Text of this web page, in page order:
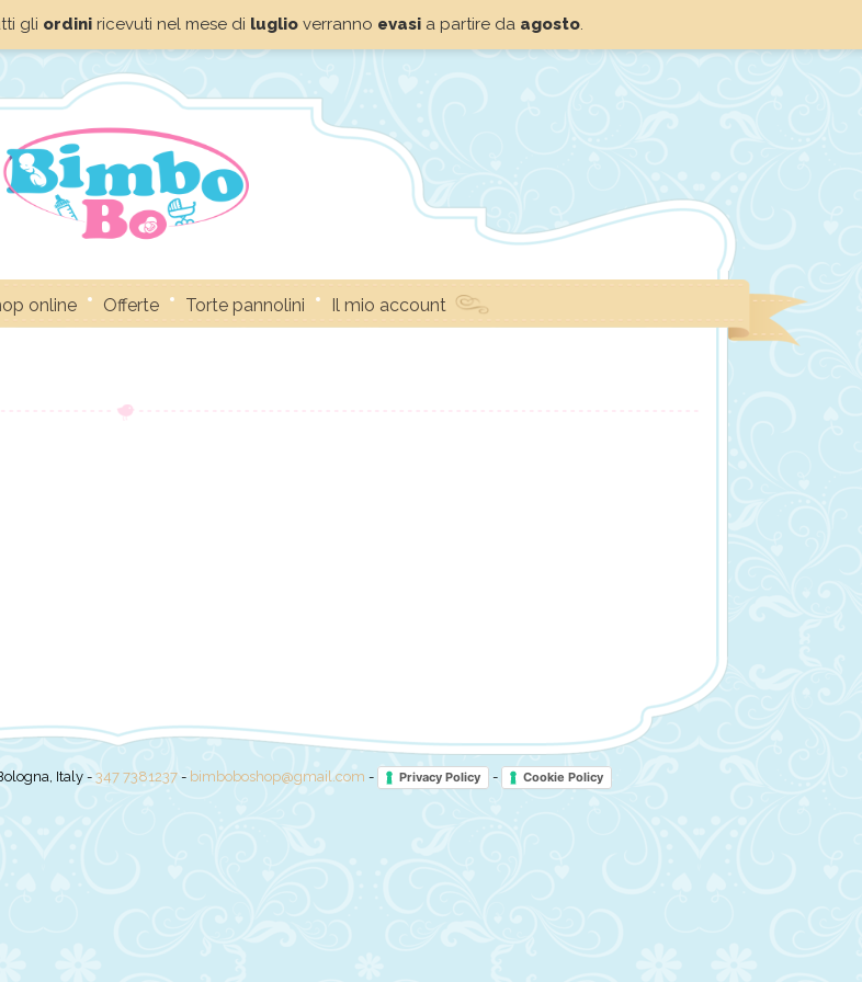
gli ordiniricevuti nel mese di luglioverranno evasia partire da agosto.
online Offerte Torte pannolini Il mio account
Italy - 347 7381237- bimboboshop@gmail.com - Privacy Policy - Cookie Policy